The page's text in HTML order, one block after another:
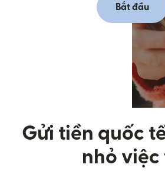
Bắt đầu
Gửi tiền quốc
nhỏ việc